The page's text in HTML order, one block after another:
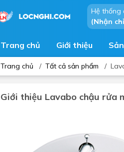
Hệ thống
(Nhận
Trang chủ Giới thiệu
Lavabo - Chậu rửa mặt
Trang chủ / Tất cả sản phẩm /
Giới thiệu Lavabo chậu rửa